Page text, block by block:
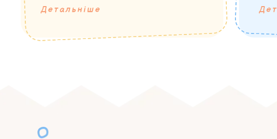
Детальніше